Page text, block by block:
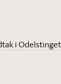
i Odelstinget